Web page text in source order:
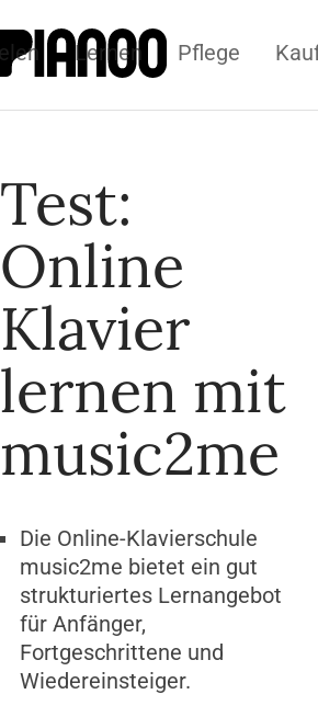
Lernen Pflege
Test:
Online
Klavier
lernen mit
music2me
Die Online-Klavierschule
music2me bietet ein gut
strukturiertes Lernangebot
für Anfänger,
Fortgeschrittene und
Wiedereinsteiger.